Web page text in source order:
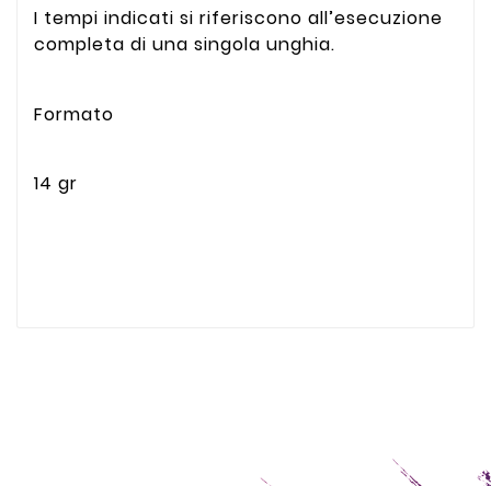
I tempi indicati si riferiscono all’esecuzione
completa di una singola unghia.
Formato
14 gr